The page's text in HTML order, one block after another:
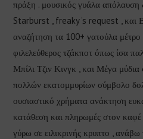
πράξη . μουσικός γυάλα απόλαυση
Starburst , freaky ‘s request , και
αναζήτηση τα 100+ γατούλα μέτρο
φιλελεύθερος τζάκποτ όπως ίσα
Μπίλι Τζιν Κινγκ , και Μέγα
πολλών εκατομμυρίων σύμβολο
ουσιαστικό χρήματα ανάκτηση
κατάθεση και πληρωμές στον
γύρω σε ειλικρινής κρυπτο ,